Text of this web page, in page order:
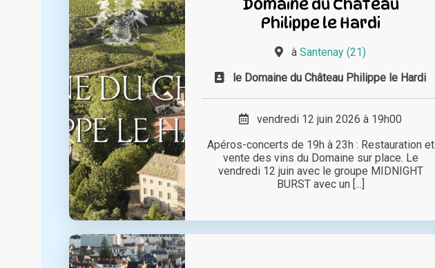
Philippe le Hardi
àSantenay (21)
le Domaine du Château Philippe le Hardi
vendredi 12 juin 2026 à 19h00
Apéros-concerts de 19h à 23h : Restauration et
vente des vins du Domaine sur place. Le
vendredi 12 juin avec le groupe MIDNIGHT
BURST avec un [...]